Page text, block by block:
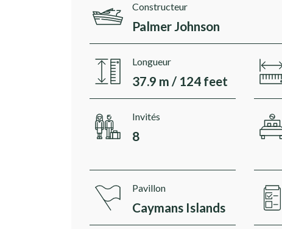
Constructeur
Palmer Johnson
Longueur
37.9 m / 124 feet
Invités
8
Pavillon
Caymans Islands